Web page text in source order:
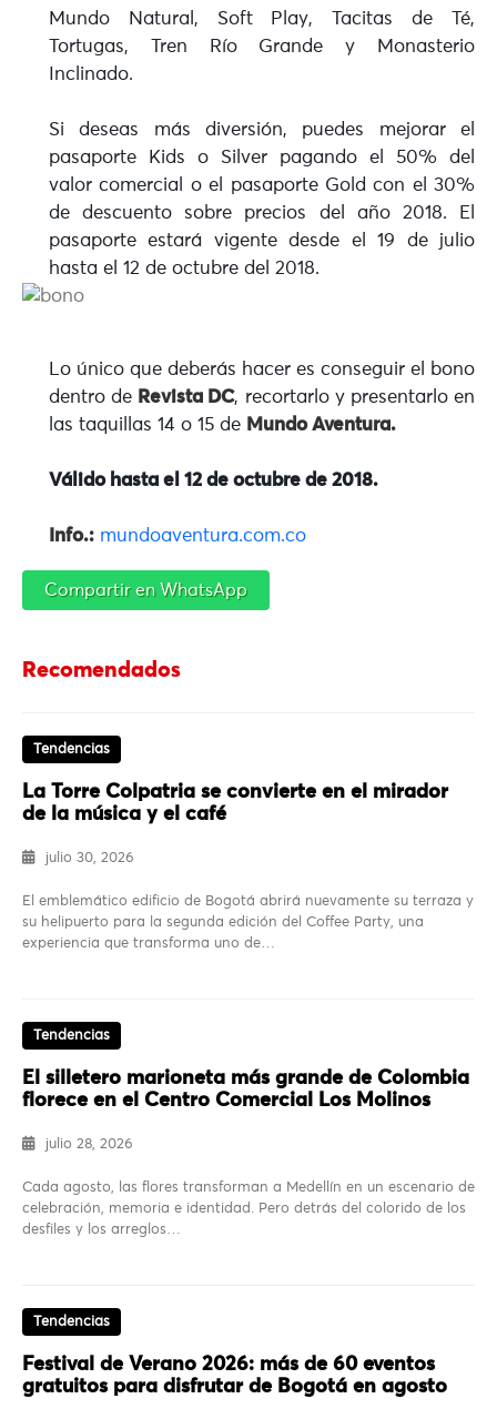
Mundo Natural, Soft Play, Tacitas de Té,
Tortugas, Tren Río Grande y Monasterio
Inclinado.
Si deseas más diversión, puedes mejorar el
pasaporte Kids o Silver pagando el 50% del
valor comercial o el pasaporte Gold con el 30%
de descuento sobre precios del año 2018. El
pasaporte estará vigente desde el 19 de julio
hasta el 12 de octubre del 2018.
Lo único que deberás hacer es conseguir el bono
dentro de Revista DC, recortarlo y presentarlo en
las taquillas 14 o 15 de Mundo Aventura.
Válido hasta el 12 de octubre de 2018.
Info.: mundoaventura.com.co
Compartir en WhatsApp
Recomendados
Tendencias
La Torre Colpatria se convierte en el mirador
de la música y el café
julio 30, 2026
El emblemático edificio de Bogotá abrirá nuevamente su terraza y
su helipuerto para la segunda edición del Coffee Party, una
experiencia que transforma uno de…
Tendencias
El silletero marioneta más grande de Colombia
florece en el Centro Comercial Los Molinos
julio 28, 2026
Cada agosto, las flores transforman a Medellín en un escenario de
celebración, memoria e identidad. Pero detrás del colorido de los
desfiles y los arreglos…
Tendencias
Festival de Verano 2026: más de 60 eventos
gratuitos para disfrutar de Bogotá en agosto